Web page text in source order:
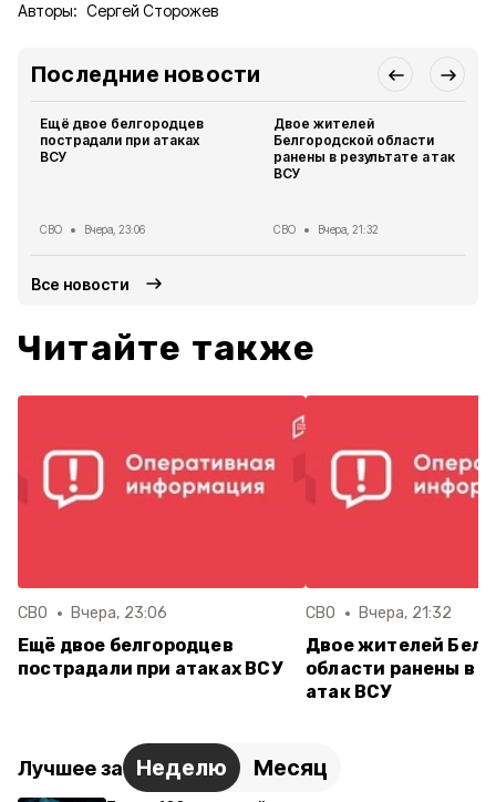
Авторы: Сергей Сторожев
Последние новости
Ещё двое белгородцев
пострадали при атаках
ВСУ
СВО Вчера, 23:06
Двое жителей
Белгородской области
ранены в результате атак
ВСУ
СВО Вчера, 21:32
Все новости
Читайте также
СВО Вчера, 23:06
Ещё двое белгородцев
пострадали при атаках ВСУ
СВО Вчера, 21:32
Двое жителей
области ранены в
атак ВСУ
Лучшее за Неделю Месяц